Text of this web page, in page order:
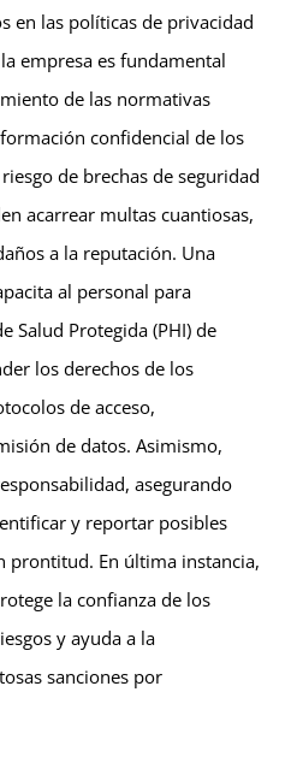
en las políticas de privacidad
empresa es fundamental
de las normativas
confidencial de los
de brechas de seguridad
acarrear multas cuantiosas,
a la reputación. Una
al personal para
Salud Protegida (PHI) de
los derechos de los
de acceso,
de datos. Asimismo,
asegurando
y reportar posibles
prontitud. En última instancia,
la confianza de los
y ayuda a la
sanciones por